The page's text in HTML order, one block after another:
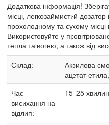
Додаткова інформація!
місці, легкозаймистий дозатор
прохолодному та сухому
Використовуйте у
тепла та вогню, а також від
Склад:
Акрилова
ацетат
Час
висихання на
відлип:
15–25 хвилин